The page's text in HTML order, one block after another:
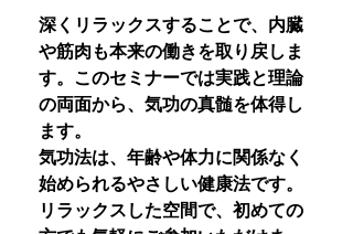
深くリラックスすることで、内臓
や筋肉も本来の働きを取り戻しま
す。このセミナーでは実践と理論
の両面から、気功の真髄を体得し
ます。
気功法は、年齢や体力に関係なく
始められるやさしい健康法です。
リラックスした空間で、初めての